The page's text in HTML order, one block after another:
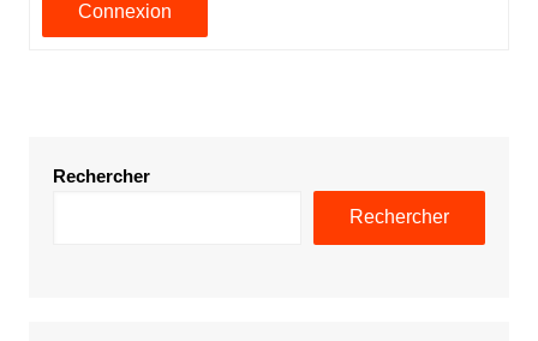
Connexion
Rechercher
Rechercher